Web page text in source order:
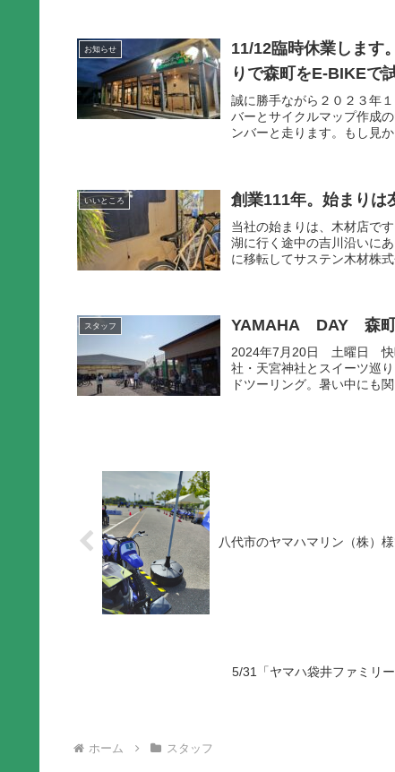
お知らせ
11/12臨時休業します
りで森町をE-BIKEで
誠に勝手ながら２０２３年
バーとサイクルマップ作成
ンバーと走ります。もし見
いいところ 創業111年。始まりは
当社の始まりは、木材店で
湖に行く途中の吉川沿いに
に移転してサステン木材株
スタッフ YAMAHA DAY 森町
2024年7月20日 土曜日 快
社・天宮神社とスイーツ巡
ドツーリング。暑い中にも
八代市のヤマハマリン（株）
5/31「ヤマハ袋井ファミリ
ホーム スタッフ